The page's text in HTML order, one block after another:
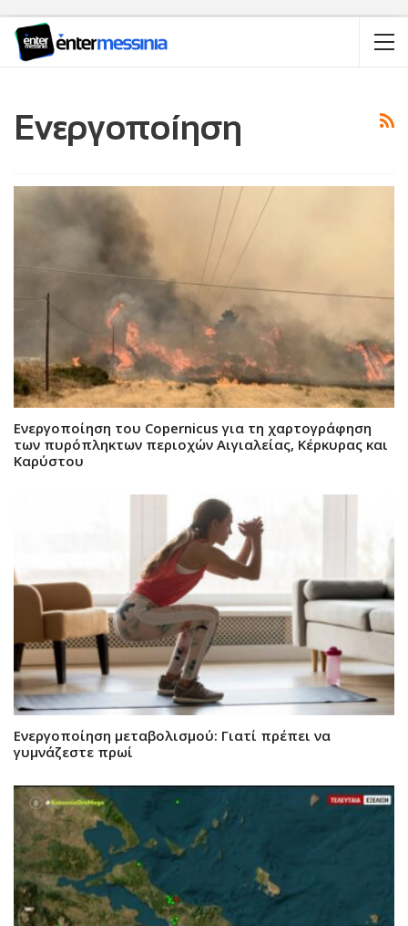
Ενεργοποίηση
Ενεργοποίηση του Copernicus για τη χαρτογράφηση
των πυρόπληκτων περιοχών Αιγιαλείας, Κέρκυρας και
Καρύστου
Ενεργοποίηση μεταβολισμού: Γιατί πρέπει να
γυμνάζεστε πρωί